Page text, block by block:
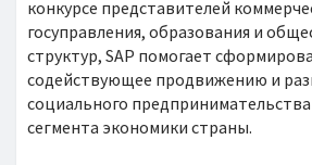
конкурсе представителей
госуправления, образования и
структур, SAP помогает
содействующее продвижению и
социального
сегмента экономики страны.